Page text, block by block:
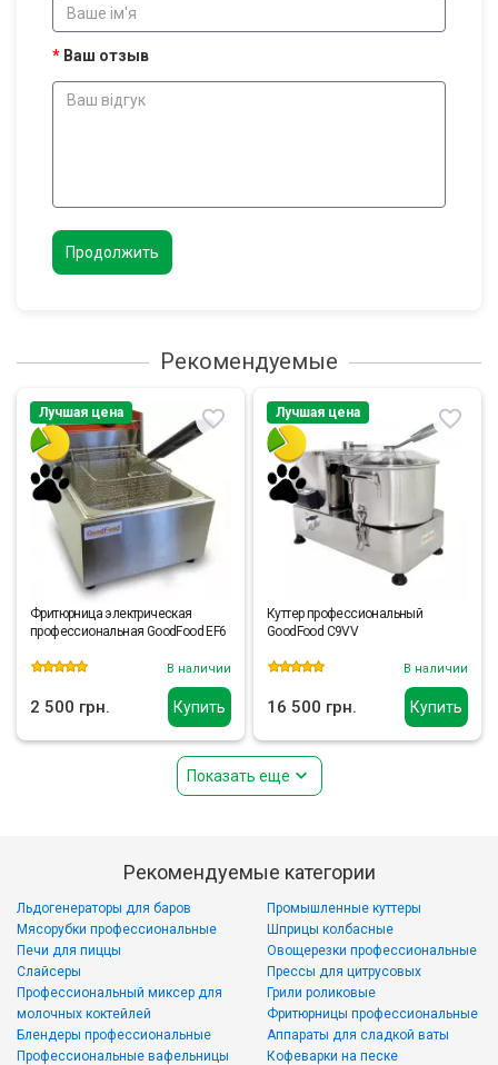
Ваш отзыв
Продолжить
Рекомендуемые
Купить
Лучшая цена
Фритюрница электрическая
профессиональная GoodFood EF6
В наличии
2 500 грн. Купить
Лучшая цена
Куттер профессиональный
GoodFood C9VV
В наличии
16 500 грн.
Показать еще
Рекомендуемые категории
Льдогенераторы для баров
Мясорубки профессиональные
Печи для пиццы
Слайсеры
Промышленные куттеры
Шприцы колбасные
Овощерезки профессиональные
Прессы для цитрусовых
Профессиональный миксер для
молочных коктейлей
Блендеры профессиональные
Профессиональные вафельницы
Грили роликовые
Фритюрницы профессиональные
Аппараты для сладкой ваты
Кофеварки на песке